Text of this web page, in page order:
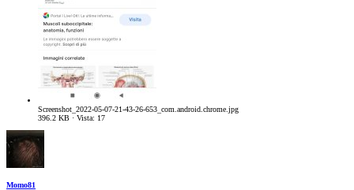
Screenshot_2022-05-07-21-43-26-653_com.android.chrome.jpg
396.2 KB · Vista: 17
Momo81